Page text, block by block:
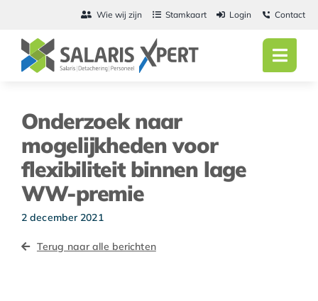
inhoud
Wie wij zijn Stamkaart Login Contact
Detachering
Onderzoek naar
mogelijkheden voor
flexibiliteit binnen lage
WW-premie
2 december 2021
Terug naar alle berichten